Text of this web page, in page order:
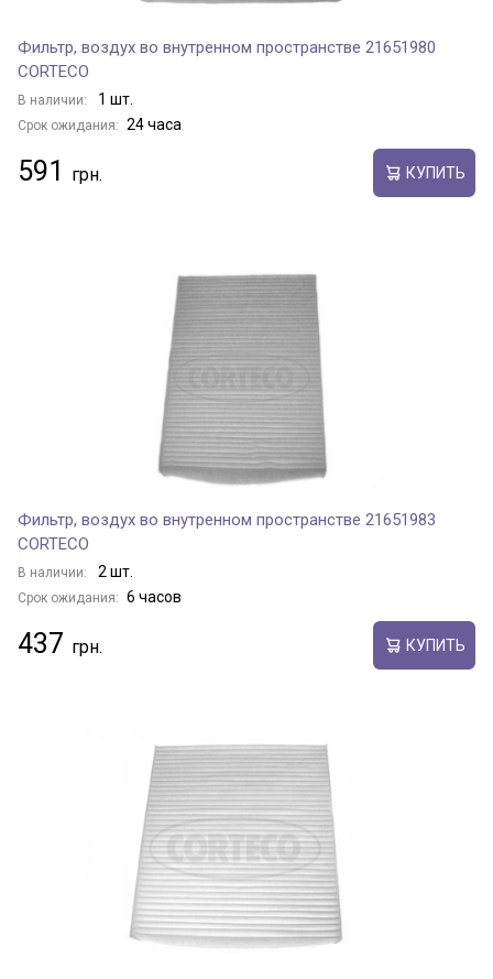
Фильтр, воздух во внутренном пространстве 21651980
CORTECO
В наличии: 1 шт.
Срок ожидания: 24 часа
591 КУПИТЬ
Фильтр, воздух во внутренном пространстве 21651983
CORTECO
В наличии: 2 шт.
Срок ожидания: 6 часов
437 КУПИТЬ